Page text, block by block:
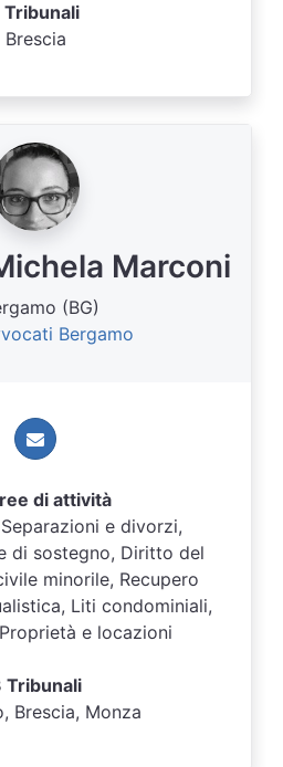
Tribunali
Brescia
Marconi
(BG)
Bergamo
di attività
e divorzi,
di sostegno, Diritto del
minorile, Recupero
Liti condominiali,
e locazioni
Tribunali
Brescia, Monza